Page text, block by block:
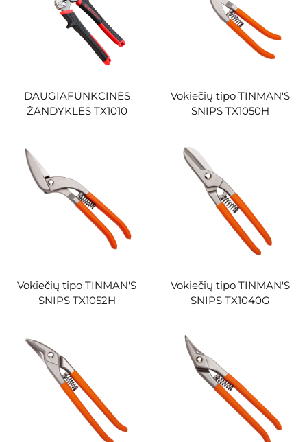
DAUGIAFUNKCINĖS
ŽANDYKLĖS TX1010
Vokiečių tipo TINMAN'S
SNIPS TX1050H
Vokiečių tipo TINMAN'S
SNIPS TX1052H
Vokiečių tipo TINMAN'S
SNIPS TX1040G